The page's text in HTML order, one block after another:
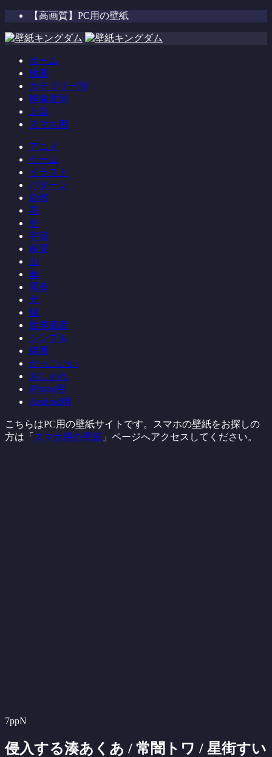
【高画質】PC用の壁紙
ホーム
検索
カテゴリー別
解像度別
人気
スマホ用
アニメ
ゲーム
イラスト
パターン
自然
花
空
宇宙
夜景
山
車
電車
犬
猫
世界遺産
シンプル
綺麗
かっこいい
おしゃれ
iPhone用
Android用
こちらはPC用の壁紙サイトです。スマホの壁紙をお探しの
方は「 スマホ用の壁紙 」ページへアクセスしてください。
7ppN
侵入する湊あくあ / 常闇トワ / 星街すい